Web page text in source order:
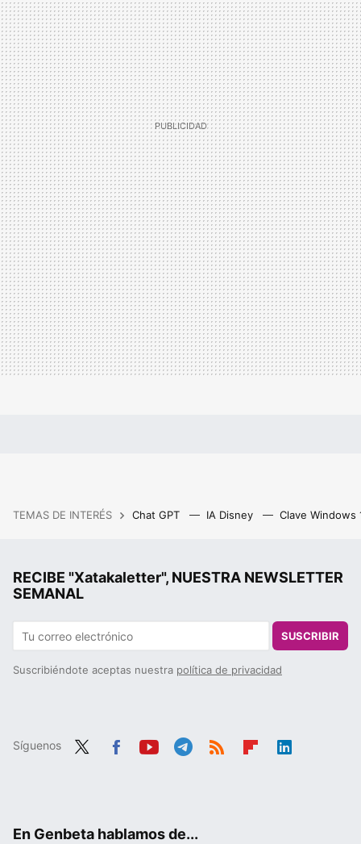
TEMAS DE INTERÉS Chat GPT IA Disney Clave Windows
RECIBE "Xatakaletter", NUESTRA NEWSLETTER
SEMANAL
SUSCRIBIR
Suscribiéndote aceptas nuestra política de privacidad
Síguenos
En Genbeta hablamos de...